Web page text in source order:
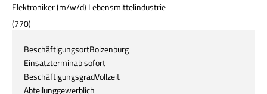
Elektroniker (m/w/d) Lebensmittelindustrie
(770)
BeschäftigungsortBoizenburg
Einsatzterminab sofort
BeschäftigungsgradVollzeit
Abteilunggewerblich